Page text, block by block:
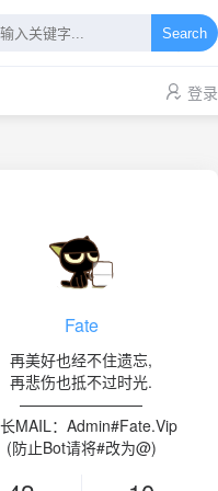
Search
登录
Fate
再美好也经不住遗忘,
再悲伤也抵不过时光.
————————
MAIL：Admin#Fate.Vip
(防止Bot请将#改为@)